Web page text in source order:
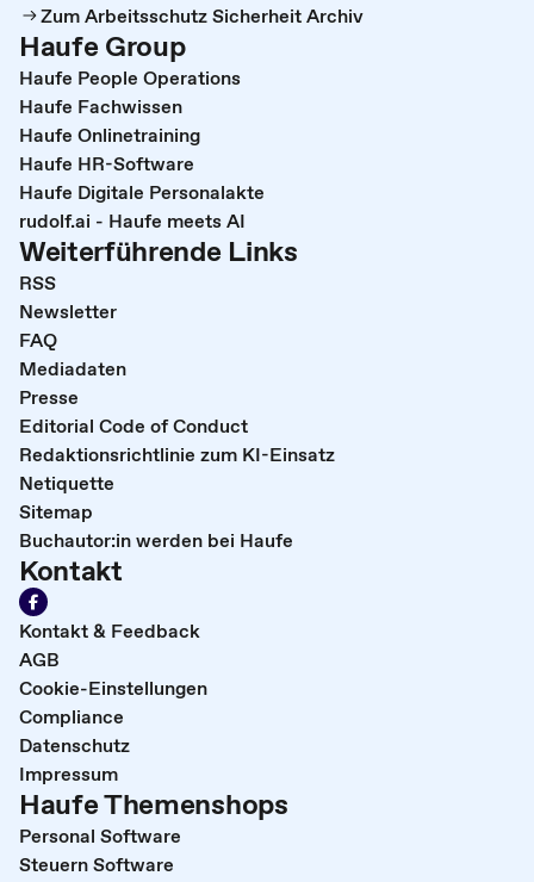
Zum Arbeitsschutz Sicherheit Archiv
Haufe Group
Haufe People Operations
Haufe Fachwissen
Haufe Onlinetraining
Haufe HR-Software
Haufe Digitale Personalakte
rudolf.ai - Haufe meets AI
Weiterführende Links
RSS
Newsletter
FAQ
Mediadaten
Presse
Editorial Code of Conduct
Redaktionsrichtlinie zum KI-Einsatz
Netiquette
Sitemap
Buchautor:in werden bei Haufe
Kontakt
Kontakt & Feedback
AGB
Cookie-Einstellungen
Compliance
Datenschutz
Impressum
Haufe Themenshops
Personal Software
Steuern Software